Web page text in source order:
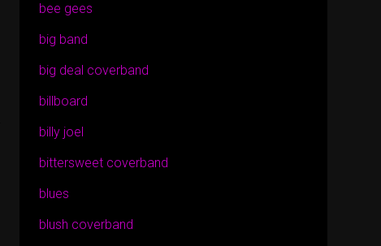
bee gees
big band
big deal coverband
billboard
billy joel
bittersweet coverband
blues
blush coverband